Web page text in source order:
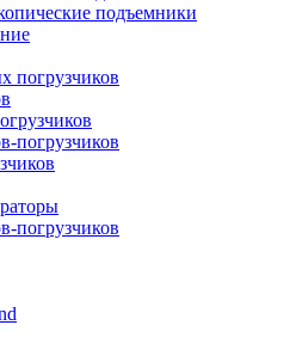
подъемники
погрузчиков
погрузчиков
погрузчиков